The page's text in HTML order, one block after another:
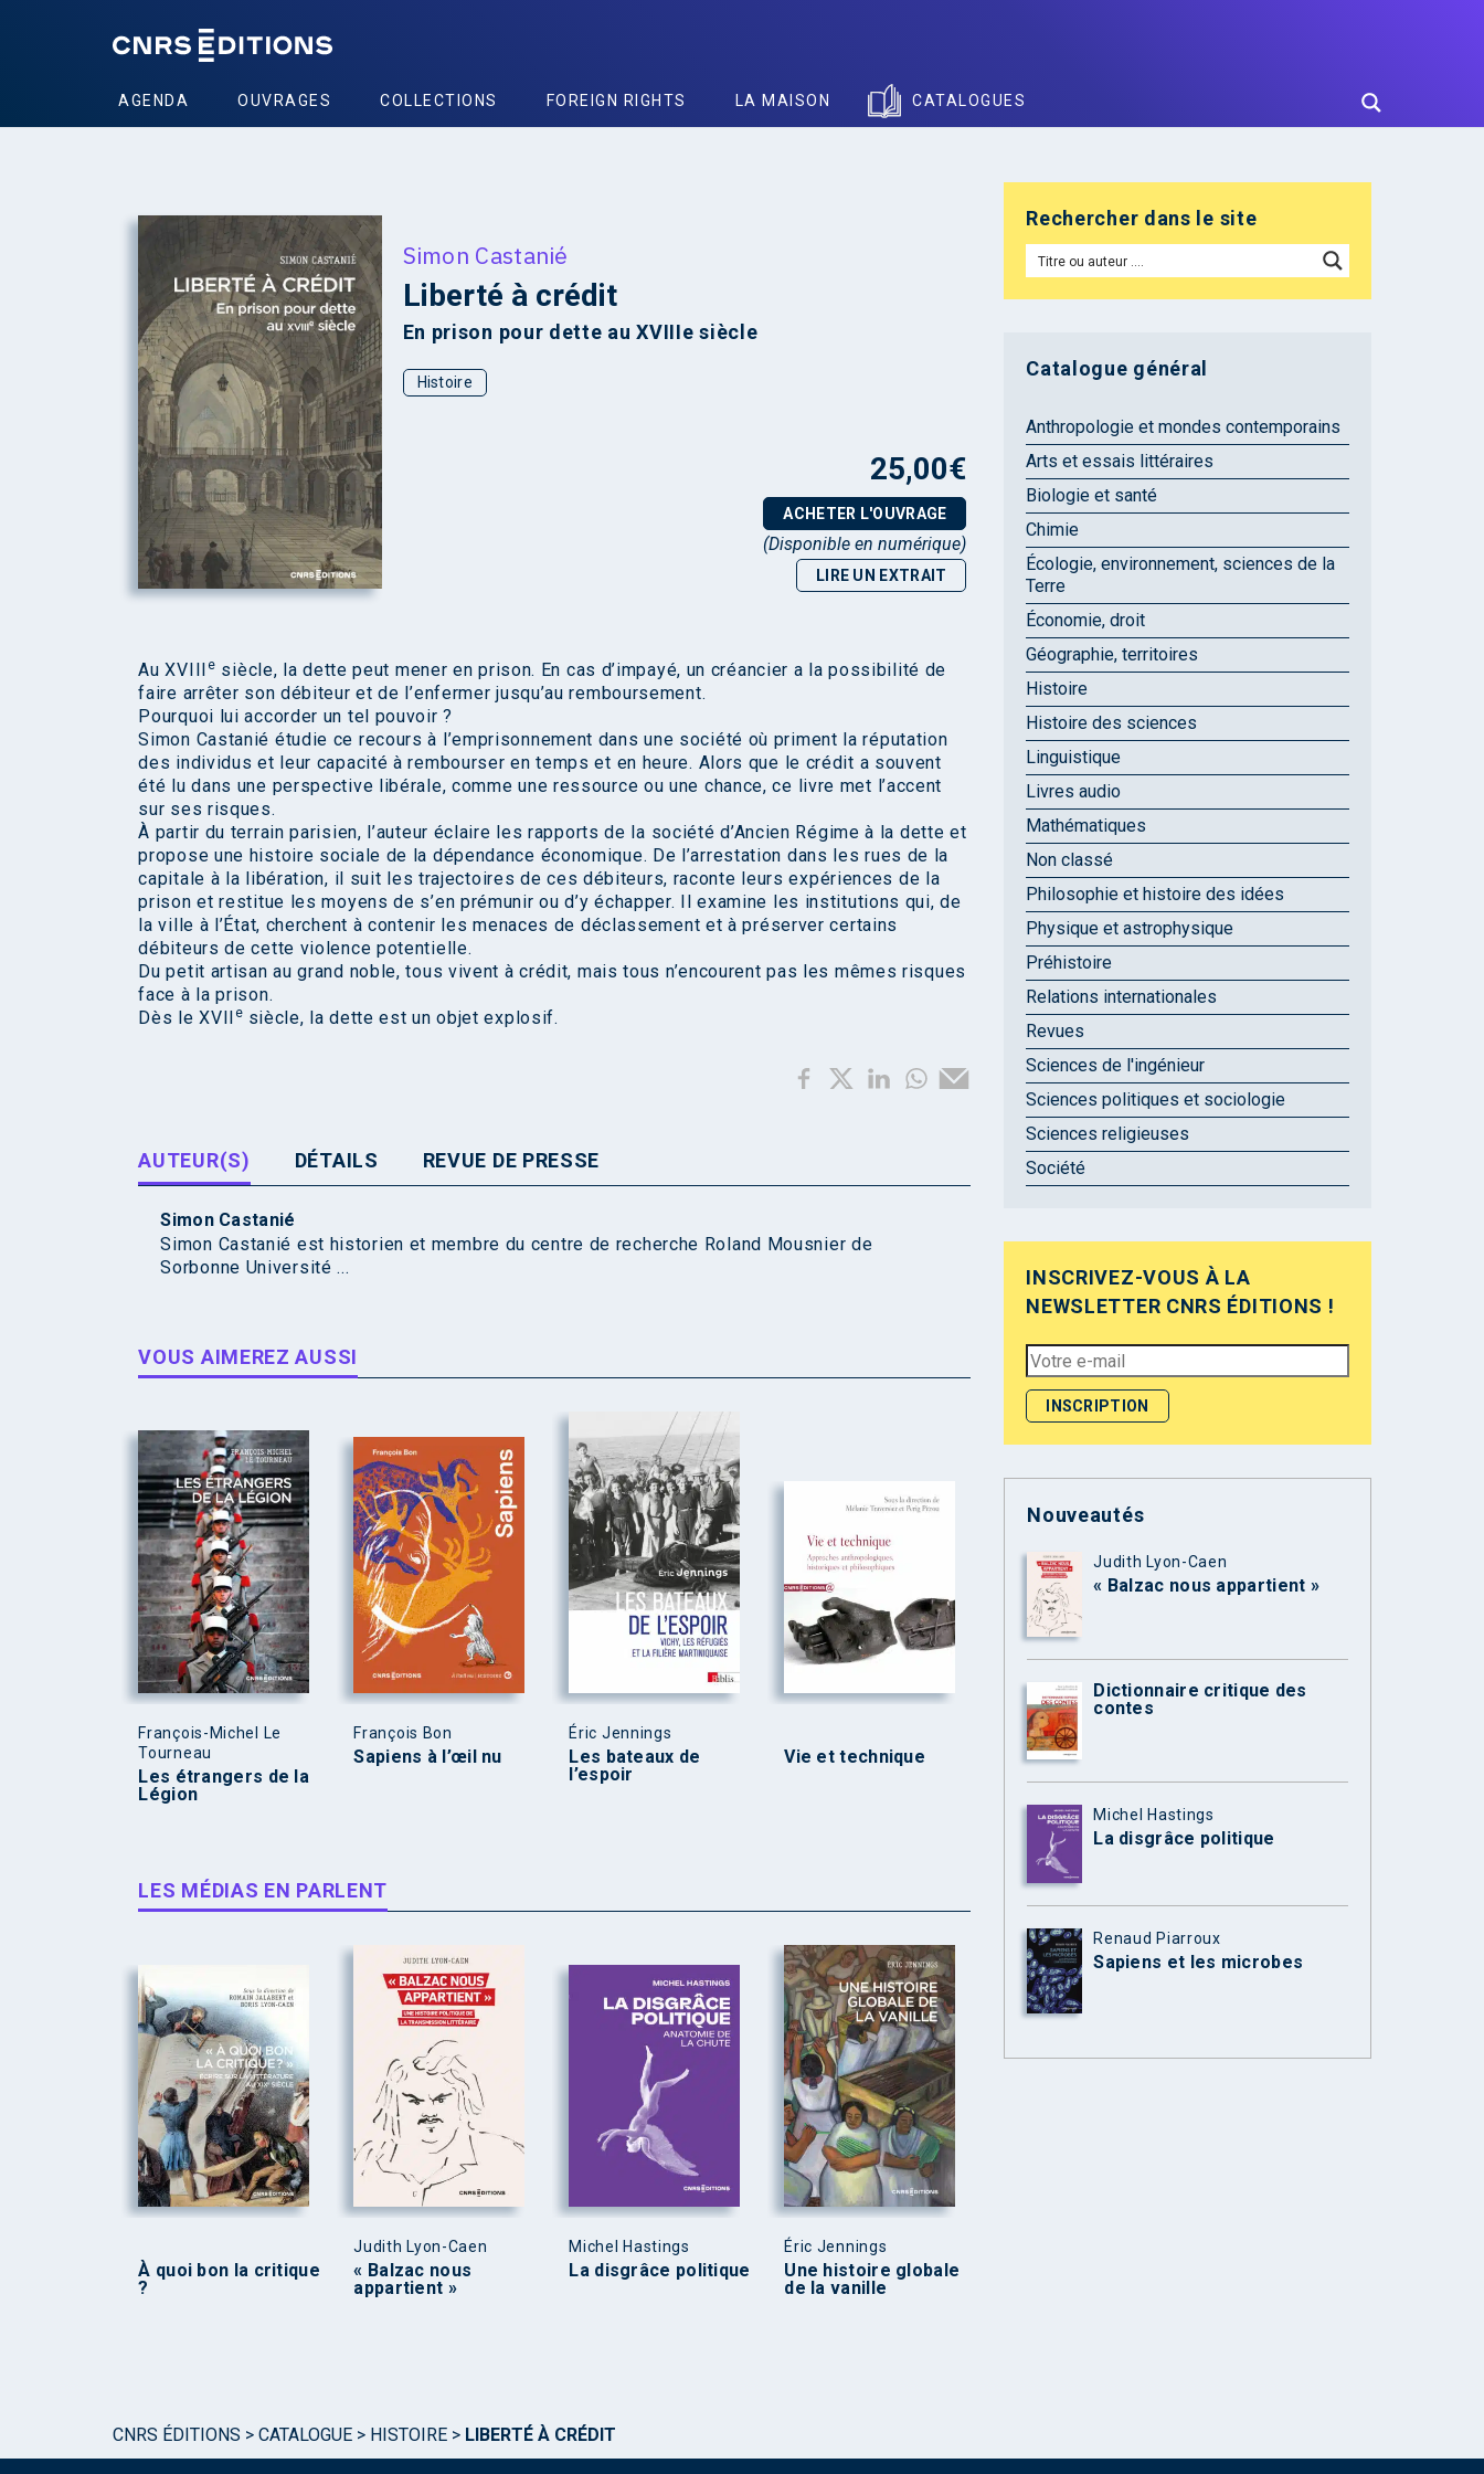
AGENDA OUVRAGES COLLECTIONS FOREIGN RIGHTS LA MAISON CATALOGUES
Simon Castanié
Liberté à crédit
En prison pour dette au XVIIIe siècle
Histoire
25,00€
ACHETER L'OUVRAGE
(Disponible en numérique)
LIRE UN EXTRAIT
Au XVIIIe siècle, la dette peut mener en prison. En cas d’impayé, un créancier a la possibilité de
faire arrêter son débiteur et de l’enfermer jusqu’au remboursement.
Pourquoi lui accorder un tel pouvoir ?
Simon Castanié étudie ce recours à l’emprisonnement dans une société où priment la réputation
des individus et leur capacité à rembourser en temps et en heure. Alors que le crédit a souvent
été lu dans une perspective libérale, comme une ressource ou une chance, ce livre met l’accent
sur ses risques.
À partir du terrain parisien, l’auteur éclaire les rapports de la société d’Ancien Régime à la dette et
propose une histoire sociale de la dépendance économique. De l’arrestation dans les rues de la
capitale à la libération, il suit les trajectoires de ces débiteurs, raconte leurs expériences de la
prison et restitue les moyens de s’en prémunir ou d’y échapper. Il examine les institutions qui, de
la ville à l’État, cherchent à contenir les menaces de déclassement et à préserver certains
débiteurs de cette violence potentielle.
Du petit artisan au grand noble, tous vivent à crédit, mais tous n’encourent pas les mêmes risques
face à la prison.
Dès le XVIIe siècle, la dette est un objet explosif.
AUTEUR(S) DÉTAILS REVUE DE PRESSE
Simon Castanié
Simon Castanié est historien et membre du centre de recherche Roland Mousnier de
Sorbonne Université ...
VOUS AIMEREZ AUSSI
François-Michel Le
Tourneau
Les étrangers de la
Légion
François Bon
Sapiens à l’œil nu
Éric Jennings
Les bateaux de
l’espoir
Vie et technique
LES MÉDIAS EN PARLENT
À quoi bon la critique
?
Judith Lyon-Caen
« Balzac nous
appartient »
Michel Hastings
La disgrâce politique
Éric Jennings
Une histoire globale
de la vanille
Rechercher dans le site
Catalogue général
Anthropologie et mondes contemporains
Arts et essais littéraires
Biologie et santé
Chimie
Écologie, environnement, sciences de la
Terre
Économie, droit
Géographie, territoires
Histoire
Histoire des sciences
Linguistique
Livres audio
Mathématiques
Non classé
Philosophie et histoire des idées
Physique et astrophysique
Préhistoire
Relations internationales
Revues
Sciences de l'ingénieur
Sciences politiques et sociologie
Sciences religieuses
Société
INSCRIVEZ-VOUS À LA
NEWSLETTER CNRS ÉDITIONS !
Nouveautés
Judith Lyon-Caen
« Balzac nous appartient »
Dictionnaire critique des
contes
Michel Hastings
La disgrâce politique
Renaud Piarroux
Sapiens et les microbes
CNRS ÉDITIONS > CATALOGUE > HISTOIRE > LIBERTÉ À CRÉDIT